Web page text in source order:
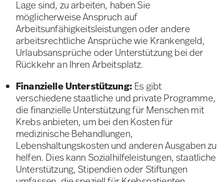
Lage sind, zu arbeiten, haben Sie
möglicherweise Anspruch auf
Arbeitsunfähigkeitsleistungen oder andere
arbeitsrechtliche Ansprüche wie Krankengeld,
Urlaubsansprüche oder Unterstützung bei der
Rückkehr an Ihren Arbeitsplatz.
Finanzielle Unterstützung: Es gibt
verschiedene staatliche und private Programme,
die finanzielle Unterstützung für Menschen mit
Krebs anbieten, um bei den Kosten für
medizinische Behandlungen,
Lebenshaltungskosten und anderen Ausgaben zu
helfen. Dies kann Sozialhilfeleistungen, staatliche
Unterstützung, Stipendien oder Stiftungen